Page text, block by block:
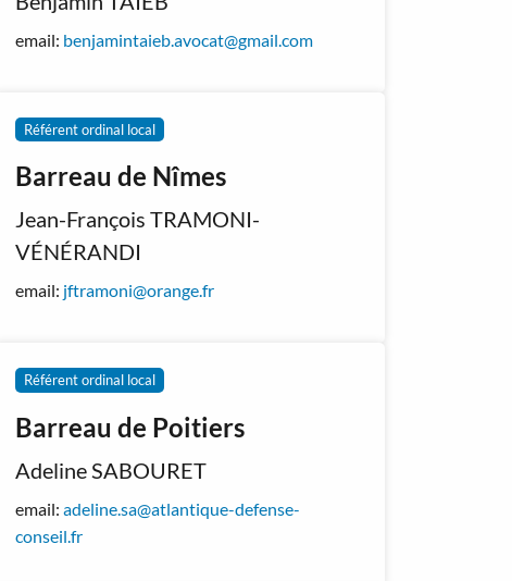
email: benjamintaieb.avocat@gmail.com
Référent ordinal local
Barreau de Nîmes
Jean-François TRAMONI-
VÉNÉRANDI
email: jftramoni@orange.fr
Référent ordinal local
Barreau de Poitiers
Adeline SABOURET
email: adeline.sa@atlantique-defense-
conseil.fr